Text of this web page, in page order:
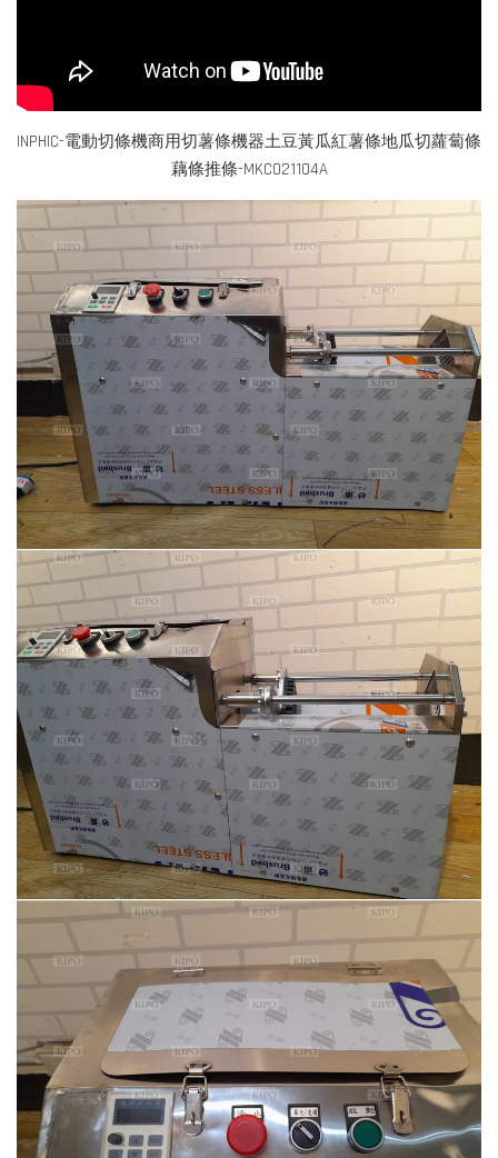
INPHIC-電動切條機商用切薯條機器土豆黃瓜紅薯條地瓜切蘿蔔條
藕條推條-MKC021104A